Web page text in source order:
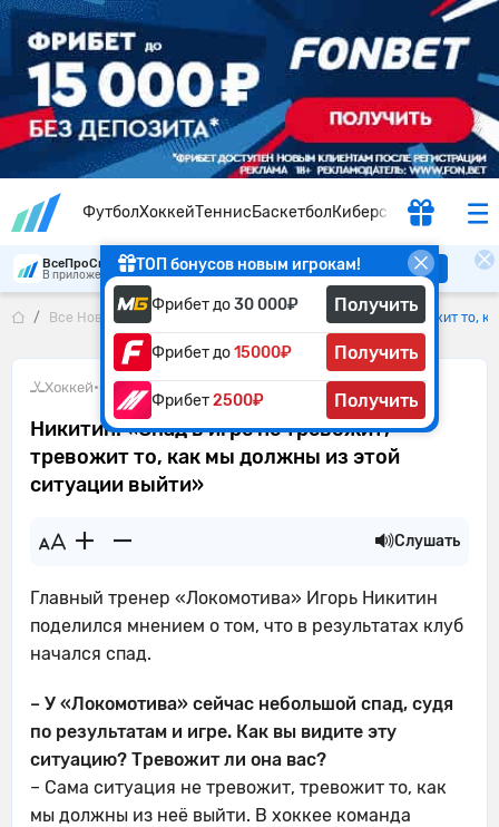
ФутболХоккейТеннисБаскетболКиберспорт
ТОП бонусов новым игрокам!
Фрибет до30 000₽ Получить
Фрибет до15000₽ Получить
Фрибет2500₽ Получить
ВсеПроСпорт
В приложении удобнее Скачать
Все Новости Никитин: «Спад в игре не тревожит, тревожит то,
Хоккей• 09.02.2025
Никитин: «Спад в игре не тревожит,
тревожит то, как мы должны из этой
ситуации выйти»
Слушать
Главный тренер «Локомотива» Игорь Никитин
поделился мнением о том, что в результатах клуб
начался спад.
– У «Локомотива» сейчас небольшой спад, судя
по результатам и игре. Как вы видите эту
ситуацию? Тревожит ли она вас?
– Сама ситуация не тревожит, тревожит то, как
мы должны из неё выйти. В хоккее команда